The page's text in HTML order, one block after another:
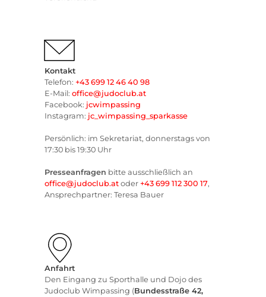
Kontakt
Telefon: +43 699 12 46 40 98
E-Mail: office@judoclub.at
Facebook: jcwimpassing
Instagram: jc_wimpassing_sparkasse
Persönlich: im Sekretariat, donnerstags von
17:30 bis 19:30 Uhr
Presseanfragen bitte ausschließlich an
office@judoclub.atoder +43 699 112 300 17,
Ansprechpartner: Teresa Bauer
Anfahrt
Den Eingang zu Sporthalle und Dojo des
Judoclub Wimpassing (Bundesstraße 42,